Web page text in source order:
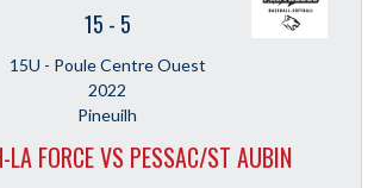
15 - 5
15U - Poule Centre Ouest
2022
Pineuilh
LA FORCE VS PESSAC/ST AUBIN